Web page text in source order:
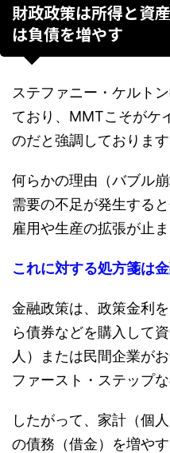
財政政策は所得と資
は負債を増やす
ステファニー・ケルト
ており、MMTこそがケ
のだと強調しております
何らかの理由（バブル
需要の不足が発生する
雇用や生産の拡張が止
これに対する処方箋は
金融政策は、政策金利
ら債券などを購入して
人）または民間企業が
ファースト・ステップな
したがって、家計（個
の債務（借金）を増やす